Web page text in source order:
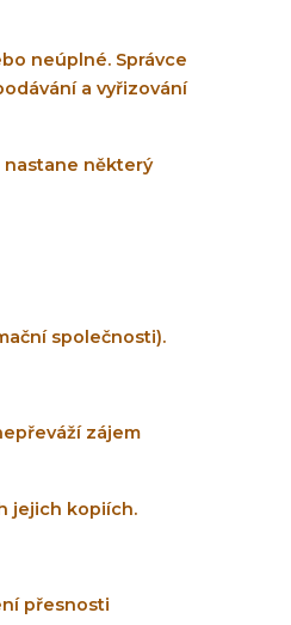
neúplné. Správce
a vyřizování
nastane některý
společnosti).
zájem
jejich kopiích.
přesnosti